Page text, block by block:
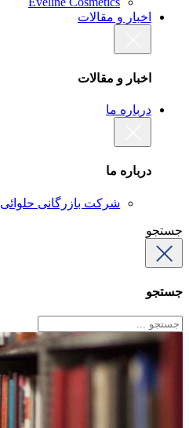
اخبار و مقالات
اخبار و مقالات
درباره ما
درباره ما
شرکت بازرگانی حلوائی
جستجو
جستجو